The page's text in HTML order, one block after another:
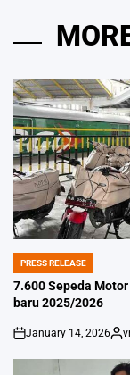
POSTED
IN
PRESS RELEASE
7.600 Sepeda
baru 2025/2026
on
January 14, 2026